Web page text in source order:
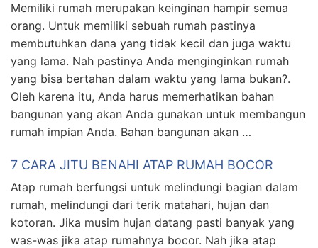
Memiliki rumah merupakan keinginan hampir semua
orang. Untuk memiliki sebuah rumah pastinya
membutuhkan dana yang tidak kecil dan juga waktu
yang lama. Nah pastinya Anda menginginkan rumah
yang bisa bertahan dalam waktu yang lama bukan?.
Oleh karena itu, Anda harus memerhatikan bahan
bangunan yang akan Anda gunakan untuk membangun
rumah impian Anda. Bahan bangunan akan …
7 CARA JITU BENAHI ATAP RUMAH BOCOR
Atap rumah berfungsi untuk melindungi bagian dalam
rumah, melindungi dari terik matahari, hujan dan
kotoran. Jika musim hujan datang pasti banyak yang
was-was jika atap rumahnya bocor. Nah jika atap